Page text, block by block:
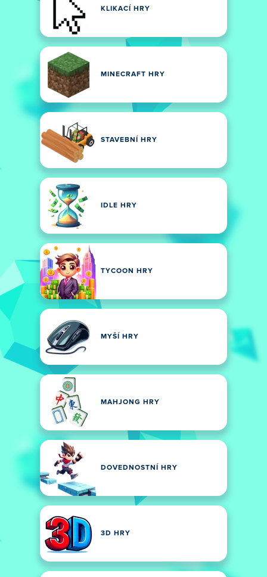
KLIKACÍ HRY
MINECRAFT HRY
STAVEBNÍ HRY
IDLE HRY
TYCOON HRY
MYŠÍ HRY
MAHJONG HRY
DOVEDNOSTNÍ HRY
3D HRY